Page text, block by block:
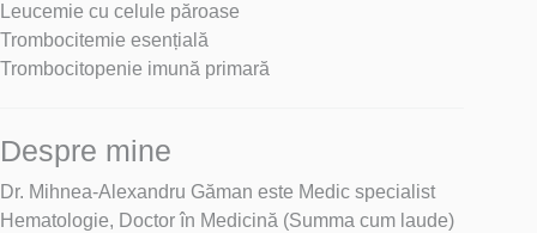
Leucemie cu celule păroase
Trombocitemie esențială
Trombocitopenie imună primară
Despre mine
Dr. Mihnea-Alexandru Găman este Medic specialist
Hematologie, Doctor în Medicină (Summa cum laude)